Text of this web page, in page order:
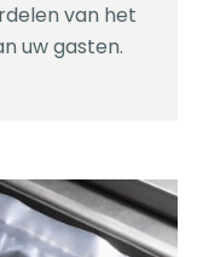
van het
uw gasten.